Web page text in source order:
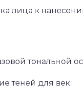
лица к
тональной
теней для век: